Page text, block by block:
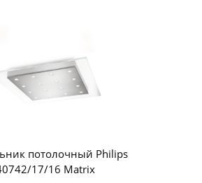
потолочный Philips
17/16 Matrix